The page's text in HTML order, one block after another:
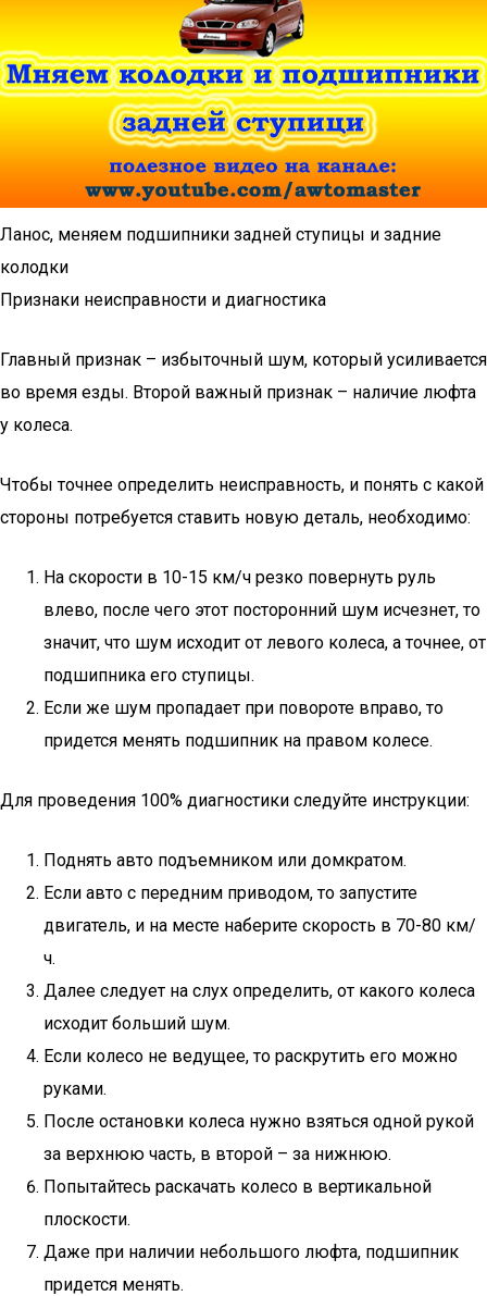
Ланос, меняем подшипники задней ступицы и задние
колодки
Признаки неисправности и диагностика
Главный признак – избыточный шум, который усиливается
во время езды. Второй важный признак – наличие люфта
у колеса.
Чтобы точнее определить неисправность, и понять с какой
стороны потребуется ставить новую деталь, необходимо:
На скорости в 10-15 км/ч резко повернуть руль
влево, после чего этот посторонний шум исчезнет, то
значит, что шум исходит от левого колеса, а точнее, от
подшипника его ступицы.
Если же шум пропадает при повороте вправо, то
придется менять подшипник на правом колесе.
Для проведения 100% диагностики следуйте инструкции:
Поднять авто подъемником или домкратом.
Если авто с передним приводом, то запустите
двигатель, и на месте наберите скорость в 70-80 км/
ч.
Далее следует на слух определить, от какого колеса
исходит больший шум.
Если колесо не ведущее, то раскрутить его можно
руками.
После остановки колеса нужно взяться одной рукой
за верхнюю часть, в второй – за нижнюю.
Попытайтесь раскачать колесо в вертикальной
плоскости.
Даже при наличии небольшого люфта, подшипник
придется менять.